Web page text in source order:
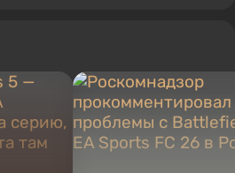
игра